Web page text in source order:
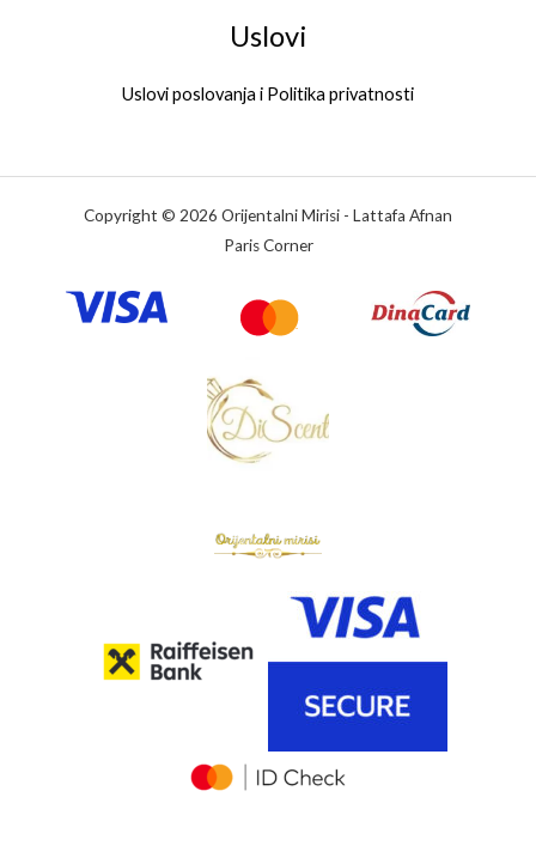
Uslovi
Uslovi poslovanja i Politika privatnosti
Copyright © 2026 Orijentalni Mirisi - Lattafa Afnan
Paris Corner